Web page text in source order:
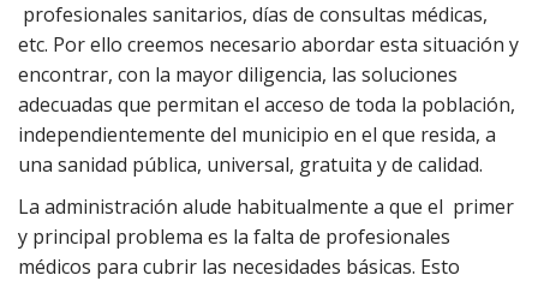
profesionales sanitarios, días de consultas médicas,
etc. Por ello creemos necesario abordar esta situación y
encontrar, con la mayor diligencia, las soluciones
adecuadas que permitan el acceso de toda la población,
independientemente del municipio en el que resida, a
una sanidad pública, universal, gratuita y de calidad.
La administración alude habitualmente a que el primer
y principal problema es la falta de profesionales
médicos para cubrir las necesidades básicas. Esto